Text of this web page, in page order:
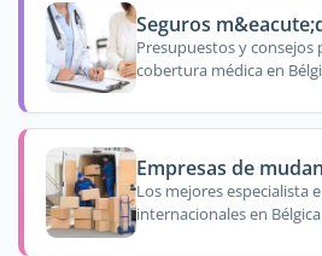
Seguros
Presupuestos y consejos
cobertura médica en
Empresas de
Los mejores especialista
internacionales en